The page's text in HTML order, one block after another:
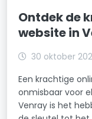
Ontdek de
website in
30 oktober
Een krachtige
onmisbaar voor
Venray is het